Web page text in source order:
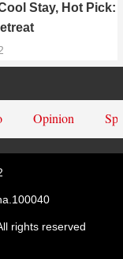
Stay, Hot Pick:
Opinion
rights reserved